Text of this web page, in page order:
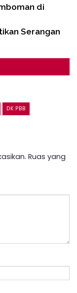
di
Serangan
DK PBB
Ruas yang